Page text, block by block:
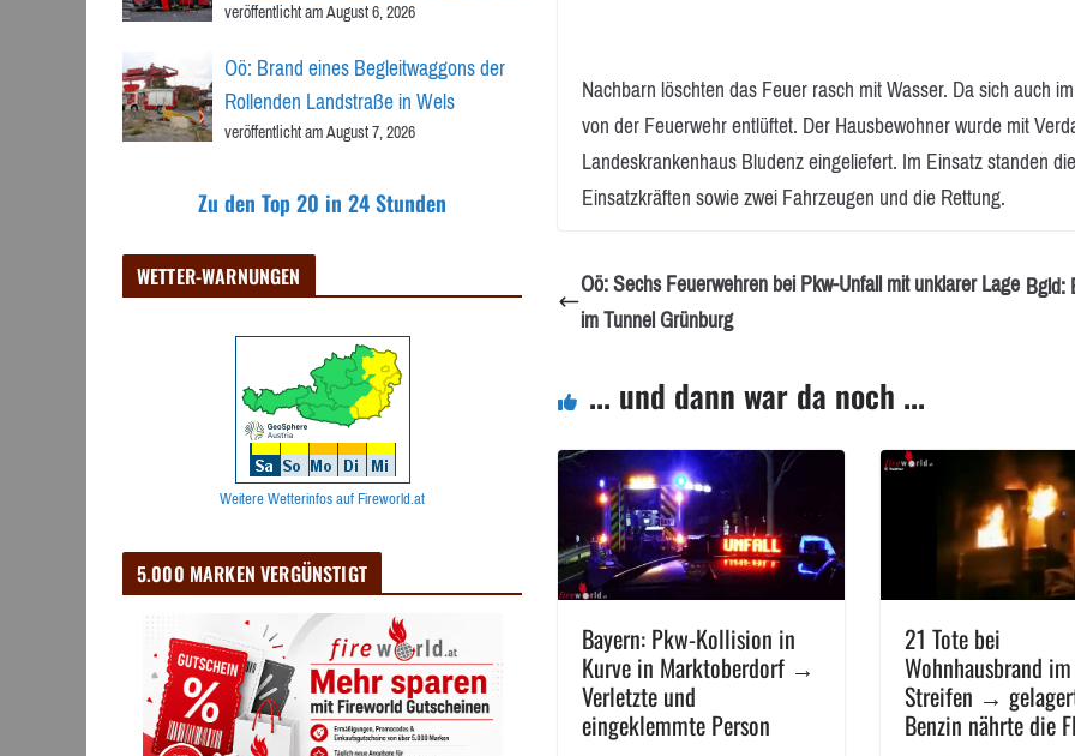
Nachbarn löschten das Feuer rasch mit Wasser. Da sich auch
von der Feuerwehr entlüftet. Der Hausbewohner wurde mit
Landeskrankenhaus Bludenz eingeliefert. Im Einsatz standen
Einsatzkräften sowie zwei Fahrzeugen und die Rettung.
Oö: Sechs Feuerwehren bei Pkw-Unfall mit unklarer Lage
im Tunnel Grünburg
Bgld:
... und dann war da noch ...
Bayern: Pkw-Kollision in
Kurve in Marktoberdorf →
Verletzte und
eingeklemmte Person
21 Tote bei
Wohnhausbrand
Streifen →
Benzin nährte die
veröffentlicht am August 6, 2026
Oö: Brand eines Begleitwaggons der
Rollenden Landstraße in Wels
veröffentlicht am August 7, 2026
Zu den Top 20 in 24 Stunden
WETTER-WARNUNGEN
Weitere Wetterinfos auf Fireworld.at
5.000 MARKEN VERGÜNSTIGT